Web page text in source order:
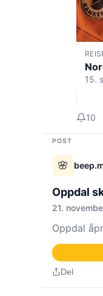
15.
10
POST
🌸
Oppdal
21.
Oppdal
Del